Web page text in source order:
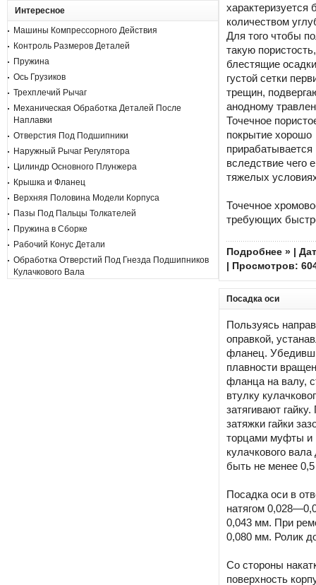
Интересное
Машины Компрессорного Действия
Контроль Размеров Деталей
Пружина
Ось Грузиков
Трехплечий Рычаг
Механическая Обработка Деталей После
Наплавки
Отверстия Под Подшипники
Наружный Рычаг Регулятора
Цилиндр Основного Плунжера
Крышка и Фланец
Верхняя Половина Модели Корпуса
Пазы Под Пальцы Толкателей
Пружина в Сборке
Рабочий Конус Детали
Обработка Отверстий Под Гнезда Подшипников
Кулачкового Вала
характеризуется
количеством
Для того чтобы
такую
блестящие
густой сетки
трещин,
анодному
Точечное
покрытие хорошо
вследствие чего
тяжелых
Точечное
требующих
Подробнее » |
| Просмотров:
Посадка оси
Пользуясь
оправкой,
фланец.
плавности
фланца на валу,
втулку
затягивают
затяжки гайки
торцами муфты и
кулачкового
быть не менее
Посадка оси в
натягом
0,043 мм. При
0,080 мм. Ролик
Со стороны
поверхность